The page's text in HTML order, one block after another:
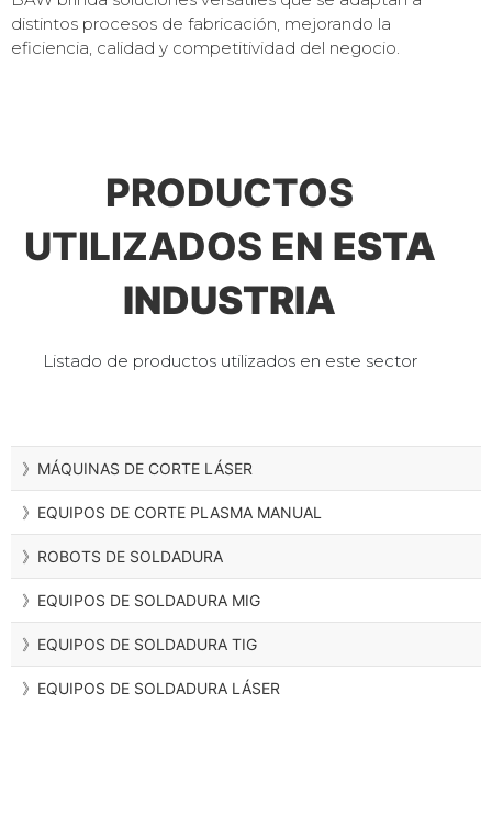
distintos procesos de fabricación, mejorando la
eficiencia, calidad y competitividad del negocio.
PRODUCTOS
UTILIZADOS EN ESTA
INDUSTRIA
Listado de productos utilizados en este sector
》MÁQUINAS DE CORTE LÁSER
》EQUIPOS DE CORTE PLASMA MANUAL
》ROBOTS DE SOLDADURA
》EQUIPOS DE SOLDADURA MIG
》EQUIPOS DE SOLDADURA TIG
》EQUIPOS DE SOLDADURA LÁSER